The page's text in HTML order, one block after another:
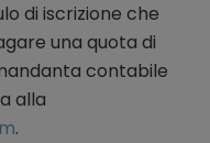
di iscrizione che
una quota di
contabile
alla
.